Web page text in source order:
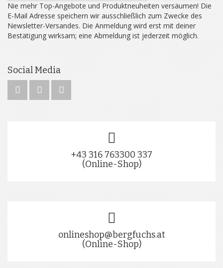
Nie mehr Top-Angebote und Produktneuheiten versäumen! Die
E-Mail Adresse speichern wir ausschließlich zum Zwecke des
Newsletter-Versandes. Die Anmeldung wird erst mit deiner
Bestätigung wirksam; eine Abmeldung ist jederzeit möglich.
Social Media
+43 316 763300 337
(Online-Shop)
onlineshop@bergfuchs.at
(Online-Shop)